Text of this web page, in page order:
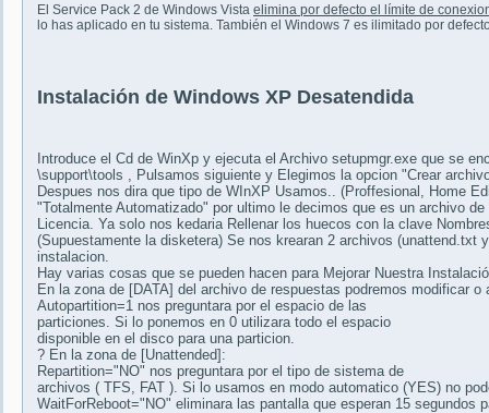
El Service Pack 2 de Windows Vista elimina por defecto el límite de
lo has aplicado en tu sistema. También el Windows 7 es ilimitado por
Instalación de Windows XP Desatendida
Introduce el Cd de WinXp y ejecuta el Archivo setupmgr.exe que se
\support\tools , Pulsamos siguiente y Elegimos la opcion "Crear
Despues nos dira que tipo de WInXP Usamos.. (Proffesional, Home
"Totalmente Automatizado" por ultimo le decimos que es un archivo
Licencia. Ya solo nos kedaria Rellenar los huecos con la clave
(Supuestamente la disketera) Se nos krearan 2 archivos (unattend.txt
instalacion.
Hay varias cosas que se pueden hacen para Mejorar Nuestra
En la zona de [DATA] del archivo de respuestas podremos modificar o
Autopartition=1 nos preguntara por el espacio de las
particiones. Si lo ponemos en 0 utilizara todo el espacio
disponible en el disco para una particion.
? En la zona de [Unattended]:
Repartition="NO" nos preguntara por el tipo de sistema de
archivos ( TFS, FAT ). Si lo usamos en modo automatico (YES) no
WaitForReboot="NO" eliminara las pantalla que esperan 15 segundos